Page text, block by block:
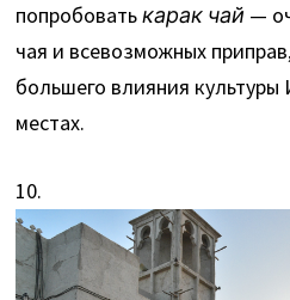
попробоватькарак чай —
чая и всевозможных
большего влияния культуры
местах.
10.